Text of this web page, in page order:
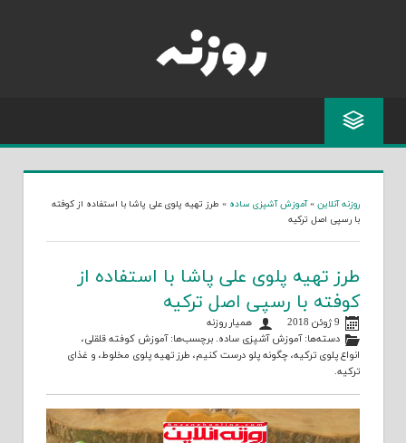
روزنه آنلاین »آموزش آشپزی ساده » طرز تهیه پلوی علی پاشا با استفاده از کوفته
با رسپی اصل ترکیه
طرز تهیه پلوی علی پاشا با استفاده از
کوفته با رسپی اصل ترکیه
9 ژوئن 2018
همیار روزنه
دسته‌ها:آموزش آشپزی ساده. برچسب‌ها:آموزش کوفته قلقلی،
انواع پلوی ترکیه، چگونه پلو درست کنیم، طرز تهیه پلوی مخلوط، و غذای
ترکیه.